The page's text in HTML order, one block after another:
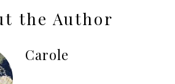
the Author
Carole